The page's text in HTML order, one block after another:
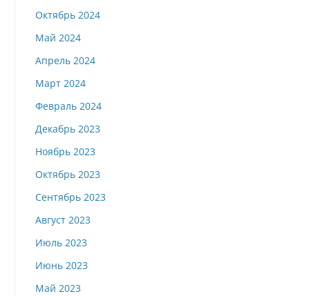
Октябрь 2024
Май 2024
Апрель 2024
Март 2024
Февраль 2024
Декабрь 2023
Ноябрь 2023
Октябрь 2023
Сентябрь 2023
Август 2023
Июль 2023
Июнь 2023
Май 2023